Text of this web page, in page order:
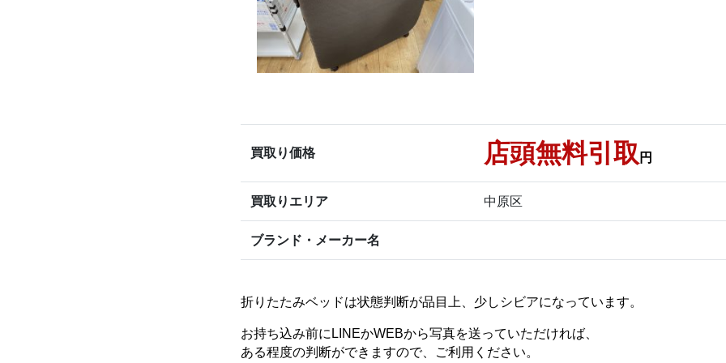
買取り価格 店頭無料引取 円
買取りエリア 中原区
ブランド・メーカー名
折りたたみベッドは状態判断が品目上、少しシビアになっています。
お持ち込み前にLINEかWEBから写真を送っていただければ、
ある程度の判断ができますので、ご利用ください。